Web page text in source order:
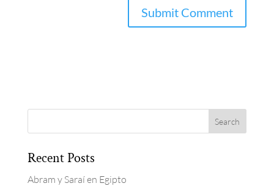
Recent Posts
Abram y Saraí en Egipto